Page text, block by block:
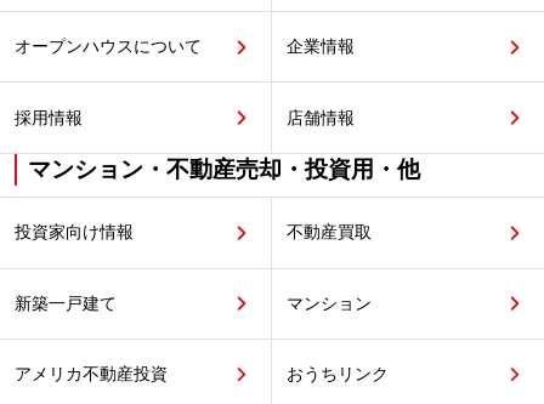
オープンハウスについて 企業情報
採用情報 店舗情報
マンション・不動産売却・投資用・他
投資家向け情報 不動産買取
新築一戸建て マンション
アメリカ不動産投資 おうちリンク